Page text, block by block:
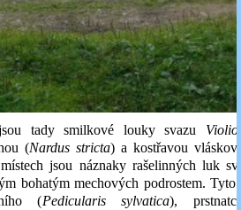
tady smilkové louky svazu
(Nardus stricta) a kostřavou
jsou náznaky rašelinných luk
bohatým mechových podrostem. Tyto
(Pedicularis sylvatica),